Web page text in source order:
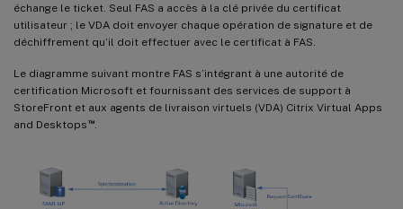
échange le ticket. Seul FAS a accès à la clé privée du certificat
utilisateur ; le VDA doit envoyer chaque opération de signature et de
déchiffrement qu’il doit effectuer avec le certificat à FAS.
Le diagramme suivant montre FAS s’intégrant à une autorité de
certification Microsoft et fournissant des services de support à
StoreFront et aux agents de livraison virtuels (VDA) Citrix Virtual Apps
and Desktops ™.